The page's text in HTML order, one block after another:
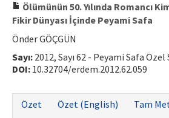
Ölümünün 50. Yılında Romancı
Fikir Dünyası İçinde Peyami Safa
Önder GÖÇGÜN
Sayı: 2012, Sayı 62 - Peyami Safa Özel
DOI: 10.32704/erdem.2012.62.059
Özet
Özet (English) Tam